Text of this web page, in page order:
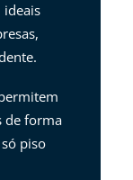
ideais
de forma
piso